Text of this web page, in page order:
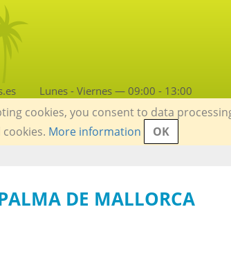
Lunes - Viernes — 09:00 - 13:00
cookies, you consent to data
More information OK
DE MALLORCA